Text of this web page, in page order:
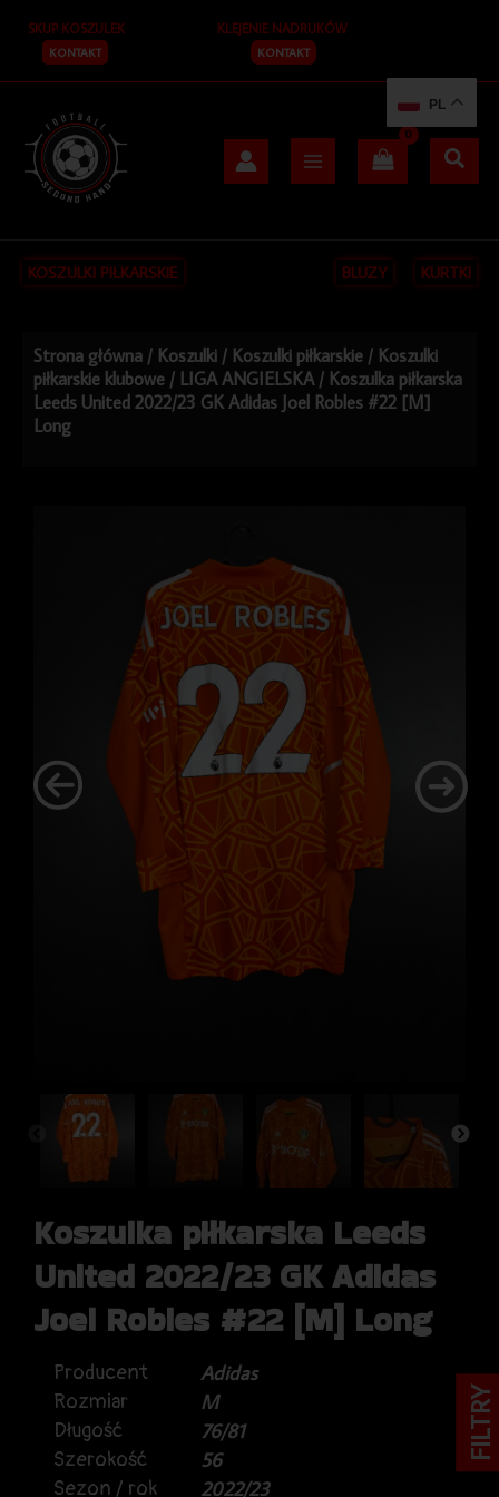
treści
SKUP KOSZULEK
KONTAKT
KLEJENIE NADRUKÓW
KONTAKT
KOSZULKI PIŁKARSKIE BLUZY KURTKI
Strona główna / Koszulki / Koszulki piłkarskie / Koszulki
piłkarskie klubowe / LIGA ANGIELSKA / Koszulka piłkarska
Leeds United 2022/23 GK Adidas Joel Robles #22 [M]
Long
Koszulka piłkarska Leeds
United 2022/23 GK Adidas
Joel Robles #22 [M] Long
Producent
Adidas
Rozmiar
M
Długość
76/81
Szerokość
56
Sezon / rok
2022/23
PL
FILTRY